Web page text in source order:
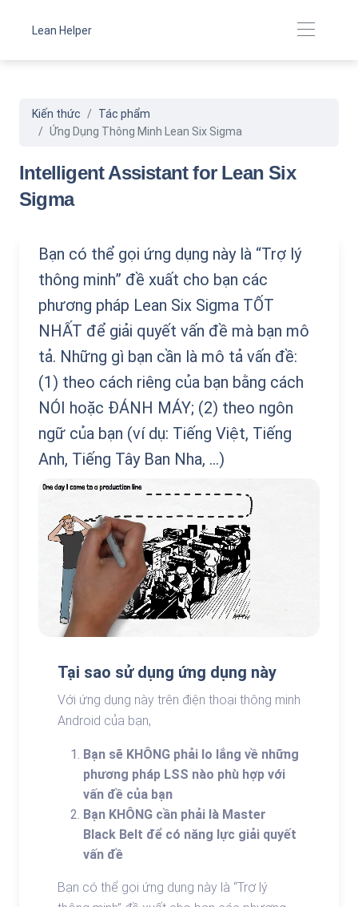
Lean Helper
Kiến thức
Tác phẩm
Ứng Dụng Thông Minh Lean Six Sigma
Intelligent Assistant for Lean Six
Sigma
Bạn có thể gọi ứng dụng này là “Trợ lý
thông minh” đề xuất cho bạn các
phương pháp Lean Six Sigma TỐT
NHẤT để giải quyết vấn đề mà bạn mô
tả. Những gì bạn cần là mô tả vấn đề:
(1) theo cách riêng của bạn bằng cách
NÓI hoặc ĐÁNH MÁY; (2) theo ngôn
ngữ của bạn (ví dụ: Tiếng Việt, Tiếng
Anh, Tiếng Tây Ban Nha, …)
Tại sao sử dụng ứng dụng này
Với ứng dụng này trên điện thoại thông minh
Android của bạn,
Bạn sẽ KHÔNG phải lo lắng về những
phương pháp LSS nào phù hợp với
vấn đề của bạn
Bạn KHÔNG cần phải là Master
Black Belt để có năng lực giải quyết
vấn đề
Bạn có thể gọi ứng dụng này là “Trợ lý